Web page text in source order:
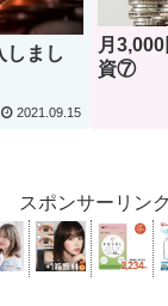
しまし
2021.09.15
月
資⑦
スポンサーリンク